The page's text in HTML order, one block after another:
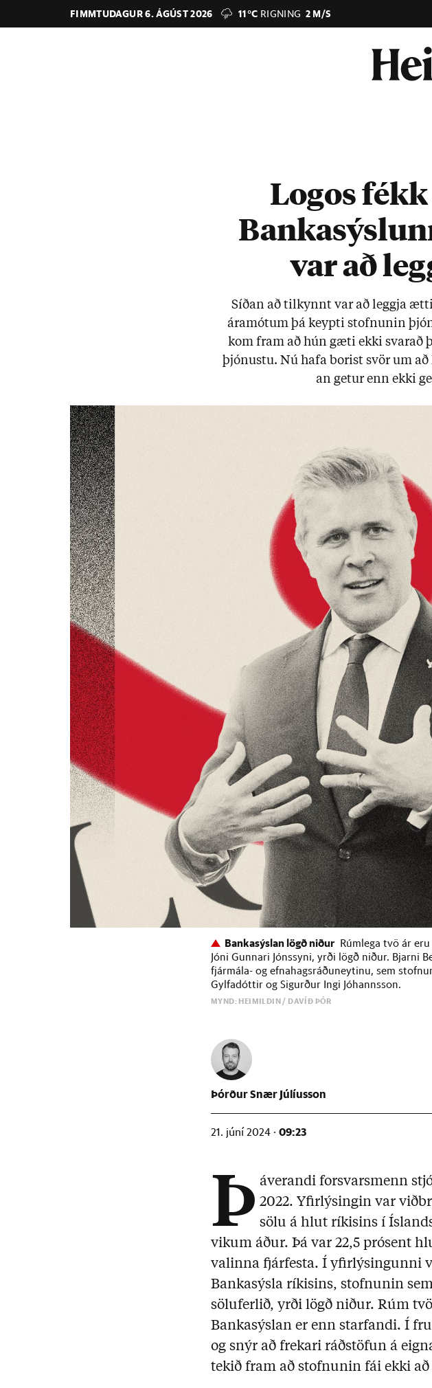
FIMMTUDAGUR 6. ÁGÚST 2026 11°C RIGNING 2 M/S
Logos
var að
Síð­an að til­kynnt var að leggja
ára­mót­um þá keypti stofn­un­in
kom fram að hún gæti ekki svar­að
þjón­ustu. Nú hafa borist svör um
an get­ur enn ekki
Bankasýslan lögð niður Rúmlega tvö ár
Jóni Gunnari Jónssyni, yrði lögð niður. Bjarni
fjármála- og efnahagsráðuneytinu, sem
Gylfadóttir og Sigurður Ingi Jóhannsson.
MYND: HEIMILDIN / DAVÍÐ ÞÓR
Þórður Snær Júlíusson
21. júní 2024 · 09:23
Þ áverandi forsvarsmenn
2022. Yfirlýsingin var
sölu á hlut ríkisins í
vikum áður. Þá var 22,5 prósent
valinna fjárfesta. Í yfirlýsingunni
Bankasýsla ríkisins, stofnunin
söluferlið, yrði lögð niður. Rúm
Bankasýslan er enn starfandi. Í
og snýr að frekari ráðstöfun á
tekið fram að stofnunin fái ekki